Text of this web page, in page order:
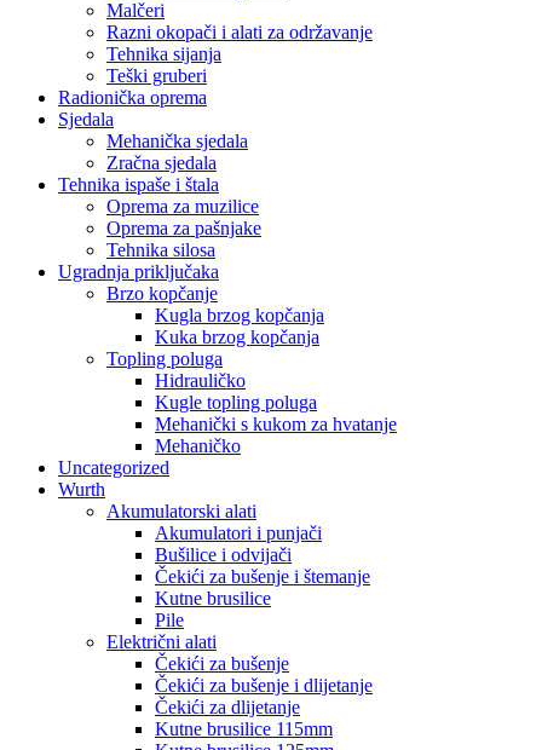
Malčeri
Razni okopači i alati za održavanje
Tehnika sijanja
Teški gruberi
Radionička oprema
Sjedala
Mehanička sjedala
Zračna sjedala
Tehnika ispaše i štala
Oprema za muzilice
Oprema za pašnjake
Tehnika silosa
Ugradnja priključaka
Brzo kopčanje
Kugla brzog kopčanja
Kuka brzog kopčanja
Topling poluga
Hidrauličko
Kugle topling poluga
Mehanički s kukom za hvatanje
Mehaničko
Uncategorized
Wurth
Akumulatorski alati
Akumulatori i punjači
Bušilice i odvijači
Čekići za bušenje i štemanje
Kutne brusilice
Pile
Električni alati
Čekići za bušenje
Čekići za bušenje i dlijetanje
Čekići za dlijetanje
Kutne brusilice 115mm